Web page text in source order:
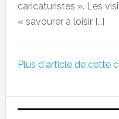
caricaturistes ». Les
« savourer à loisir […]
Plus d'article de cette